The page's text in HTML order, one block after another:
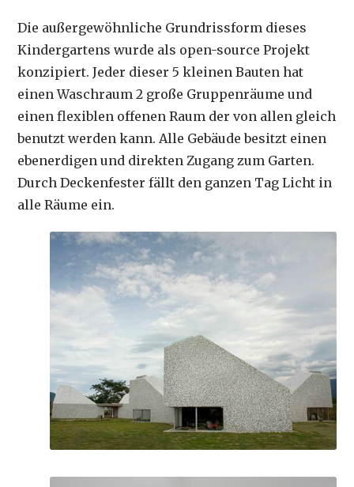
Die außergewöhnliche Grundrissform dieses
Kindergartens wurde als open-source Projekt
konzipiert. Jeder dieser 5 kleinen Bauten hat
einen Waschraum 2 große Gruppenräume und
einen flexiblen offenen Raum der von allen gleich
benutzt werden kann. Alle Gebäude besitzt einen
ebenerdigen und direkten Zugang zum Garten.
Durch Deckenfester fällt den ganzen Tag Licht in
alle Räume ein.